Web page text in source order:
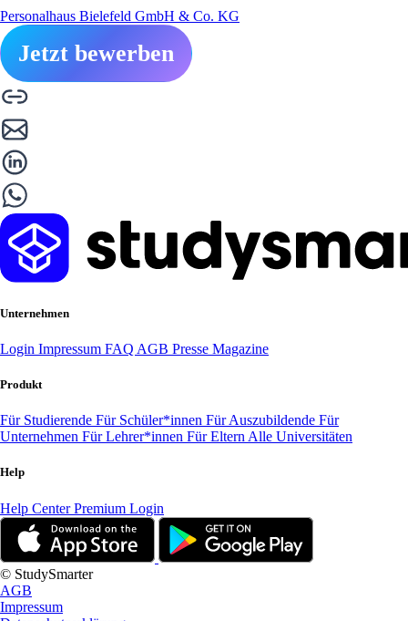
Personalhaus Bielefeld GmbH & Co. KG
Jetzt bewerben
Unternehmen
Login Impressum FAQ AGB Presse Magazine
Produkt
Für Studierende Für Schüler*innen Für Auszubildende Für
Unternehmen Für Lehrer*innen Für Eltern Alle Universitäten
Help
Help CenterPremium Login
© StudySmarter
AGB
Impressum